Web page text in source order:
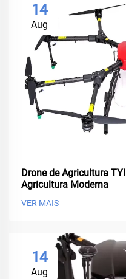
14
Aug
Drone de Agricultura
Agricultura Moderna
VER MAIS
14
Aug